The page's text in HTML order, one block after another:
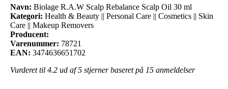
Navn: Biolage R.A.W Scalp Rebalance Scalp Oil 30 ml
Kategori: Health & Beauty || Personal Care || Cosmetics || Skin
Care || Makeup Removers
Producent:
Varenummer: 78721
EAN: 3474636651702
Vurderet til 4.2 ud af 5 stjerner baseret på 15 anmeldelser